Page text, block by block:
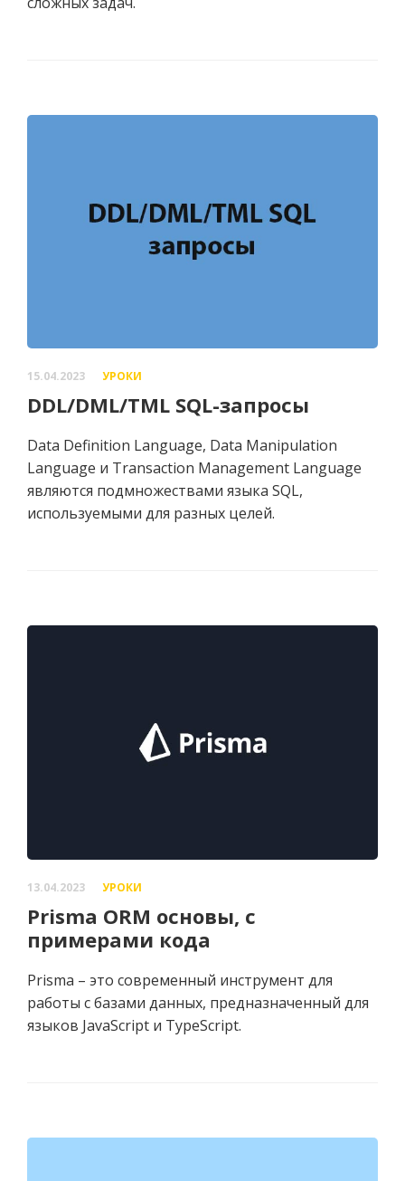
15.04.2023 УРОКИ
DDL/DML/TML SQL-запросы
Data Definition Language, Data Manipulation
Language и Transaction Management Language
являются подмножествами языка SQL,
используемыми для разных целей.
13.04.2023 УРОКИ
Prisma ORM основы, с
примерами кода
Prisma – это современный инструмент для
работы с базами данных, предназначенный для
языков JavaScript и TypeScript.